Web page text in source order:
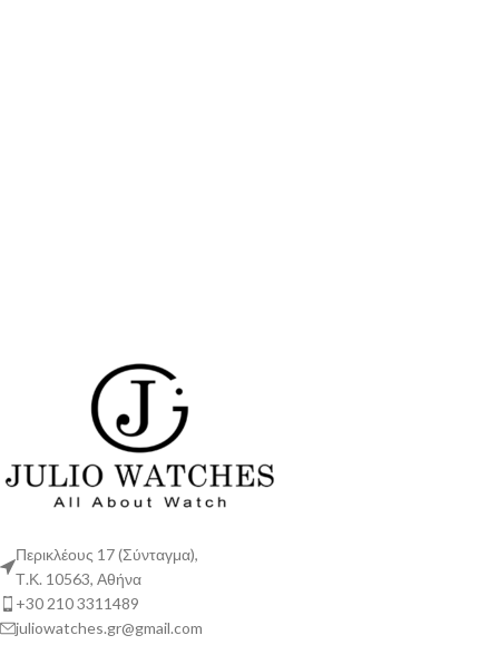
Περικλέους 17 (Σύνταγμα),
Τ.Κ. 10563, Αθήνα
+30 210 3311489
juliowatches.gr@gmail.com